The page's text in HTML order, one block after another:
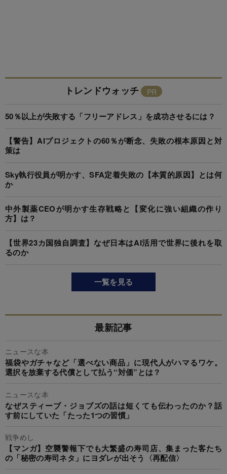
トレンドウォッチ
50％以上が失敗する「フリーアドレス」を成功させるには？
【警告】AIプロジェクトの60％が断念、失敗の根本原因と対
策は
Sky執行役員が明かす、SFA定着失敗の【本質的原因】とは何
か
中外製薬CEOが明かす生存戦略と【変化に強い組織の作り
方】は？
【世界23カ国独自調査】なぜ日本はAI活用で世界に後れを取
るのか
一覧を見る
最新記事
ニュースな本
福袋やガチャなど「選べない商品」に現代人がハマるワケ。
選択を放棄する代償として払う“対価”とは？
ニュースな本
なぜスティーブ・ジョブズの話は短くても伝わったのか？話
す前にしていた「たった1つの習慣」
戦争めし
【マンガ】空襲警報下でも大繁盛の寿司店、集まった客たち
の「秘密の寿司ネタ」にヨダレが出そう〈再配信〉